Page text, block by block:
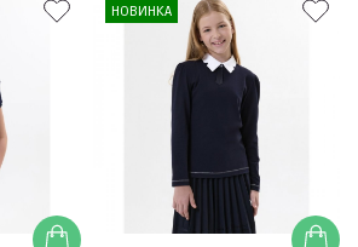
НОВИНКА